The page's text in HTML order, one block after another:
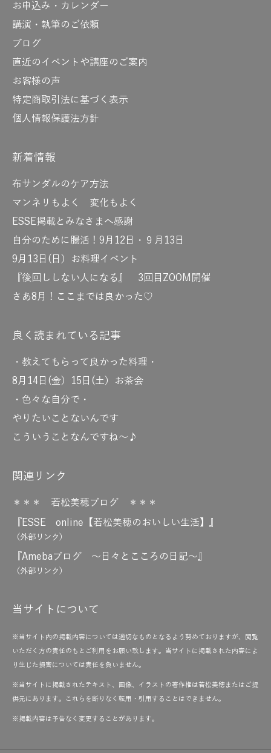
お申込み・カレンダー
講演・執筆のご依頼
ブログ
直近のイベントや講座のご案内
お客様の声
特定商取引法に基づく表示
個人情報保護法方針
新着情報
布サンダルのケア方法
マンネリもよく 変化もよく
ESSE掲載とみなさまへ感謝
自分のために腸活！9月12日・９月13日
9月13日(日）お料理イベント
『後回ししない人になる』 3回目ZOOM開催
さあ8月！ここまでは良かった♡
良く読まれている記事
・教えてもらって良かった料理・
8月14日(金）15日(土）お茶会
・色々な自分で・
やりたいことないんです
こういうことなんですね～♪
関連リンク
＊＊＊ 若松美穂ブログ ＊＊＊
『ESSE online【若松美穂のおいしい生活】』
（外部リンク）
『Amebaブログ ～日々とこころの日記～』
（外部リンク）
当サイトについて
※当サイト内の掲載内容については適切なものとなるよう努めておりますが、閲覧
いただく方の責任のもとご利用をお願い致します。当サイトに掲載された内容によ
り生じた損害については責任を負いません。
※当サイトに掲載されたテキスト、画像、イラストの著作権は若松美穂またはご提
供元にあります。これらを断りなく転用・引用することはできません。
※掲載内容は予告なく変更することがあります。